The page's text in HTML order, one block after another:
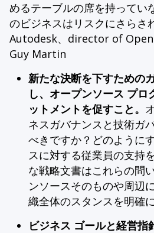
めるテーブルの席を持ってい
のビジネスはリスクにさらさ
Autodesk、director of Open
Guy Martin
新たな決断を下すための
し、オープンソース プロ
ットメントを促すこと。
ネスガバナンスと技術ガ
べきですか？どのように
スに対する従業員の支持
な戦略文書はこれらの問
ンソースそのものや周辺
織全体のスタンスを明確
ビジネス ゴールと経営指